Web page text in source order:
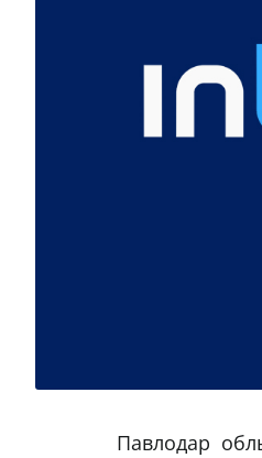
Павлодар